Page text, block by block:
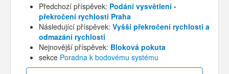
Předchozí příspěvek: Podání vysvětlení -
překročení rychlosti Praha
Následující příspěvek: Vyšší překročení rychlosti a
odmazání rychlosti
Nejnovější příspěvek: Bloková pokuta
sekce Poradna k bodovému systému